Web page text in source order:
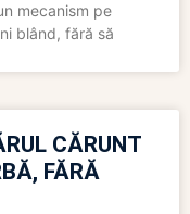
mecanism pe
blând, fără să
CĂRUNT
FĂRĂ